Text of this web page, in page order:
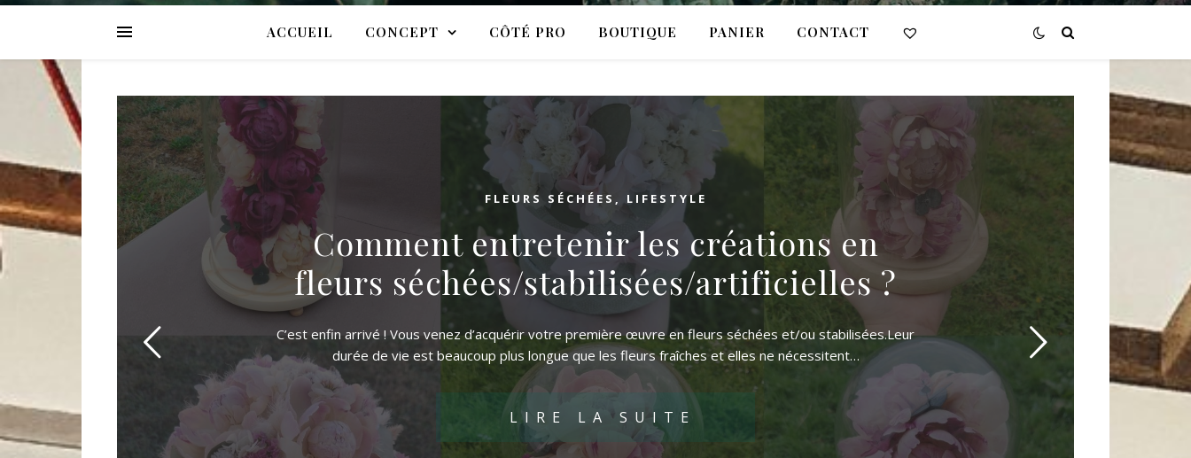
ACCUEIL CONCEPT CÔTÉ PRO BOUTIQUE PANIER CONTACT
FLEURS SÉCHÉES , LIFESTYLE
Comment entretenir les créations en
fleurs séchées/stabilisées/artificielles ?
C’est enfin arrivé ! Vous venez d’acquérir votre première œuvre en fleurs séchées et/ou stabilisées.Leur
durée de vie est beaucoup plus longue que les fleurs fraîches et elles ne nécessitent…
LIRE LA SUITE